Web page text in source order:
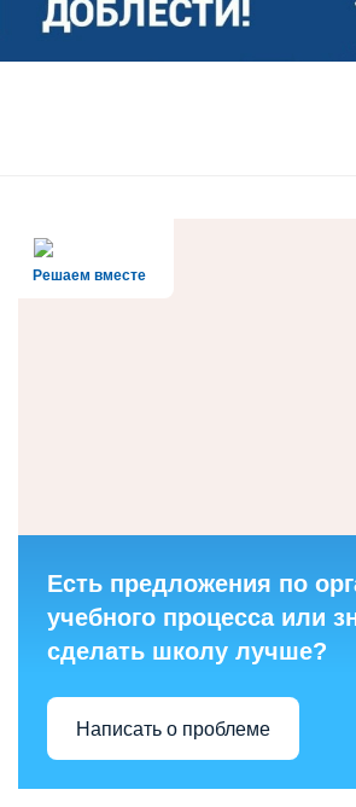
Решаем вместе
Есть предложения по
учебного процесса или
сделать школу лучше?
Написать о проблеме